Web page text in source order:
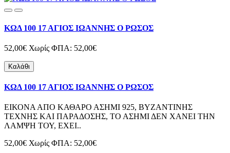
ΚΩΔ 100 17 ΑΓΙΟΣ ΙΩΑΝΝΗΣ Ο ΡΩΣΟΣ
52,00€ Χωρίς ΦΠΑ: 52,00€
Καλάθι
ΚΩΔ 100 17 ΑΓΙΟΣ ΙΩΑΝΝΗΣ Ο ΡΩΣΟΣ
ΕΙΚΟΝΑ ΑΠΟ ΚΑΘΑΡΟ ΑΣΗΜΙ 925, ΒΥΖΑΝΤΙΝΗΣ
ΤΕΧΝΗΣ ΚΑΙ ΠΑΡΑΔΟΣΗΣ, ΤΟ ΑΣΗΜΙ ΔΕΝ ΧΑΝΕΙ ΤΗΝ
ΛΑΜΨΗ ΤΟΥ, ΕΧΕΙ..
52,00€ Χωρίς ΦΠΑ: 52,00€